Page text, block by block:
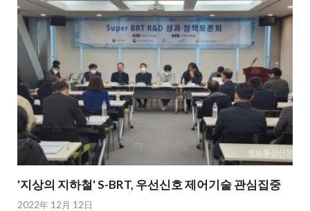
'지상의 지하철' S-BRT, 우선신호 제어기술 관심집중
2022年 12月 12日